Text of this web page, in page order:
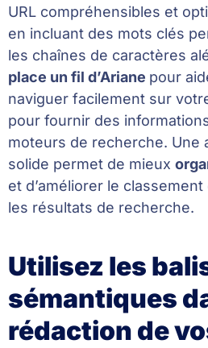
URL compréhensibles et
en incluant des mots clés
les chaînes de caractères
place un fil d’Ariane pour
naviguer facilement sur
pour fournir des
moteurs de recherche. Une
solide permet de mieux
et d’améliorer le
les résultats de recherche.
Utilisez les
sémantiques
rédaction de